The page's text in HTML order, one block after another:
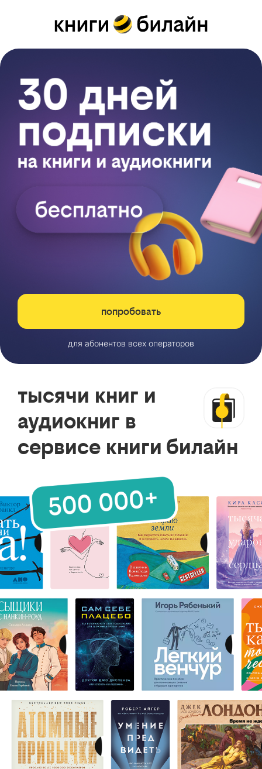
попробовать
для абонентов всех операторов
тысячи книг и
аудиокниг в
сервисе книги билайн